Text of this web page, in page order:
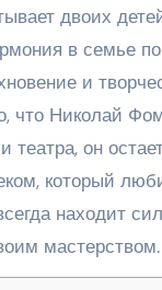
двоих
в семье
и
что Николай
театра, он
который
находит
мастерством.